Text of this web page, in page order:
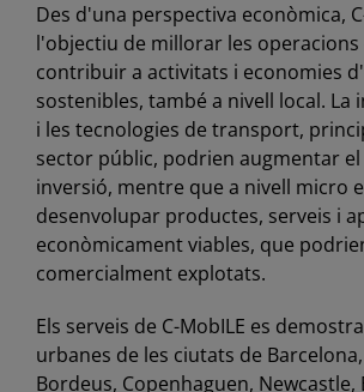
Des d'una perspectiva econòmica,
l'objectiu de millorar les
contribuir a activitats i economies
sostenibles, també a nivell local.
i les tecnologies de transport,
sector públic, podrien augmentar
inversió, mentre que a nivell micro
desenvolupar productes, serveis i
econòmicament viables, que
comercialment explotats.
Els serveis de C-MobILE es
urbanes de les ciutats de
Bordeus, Copenhaguen, Newcastle,